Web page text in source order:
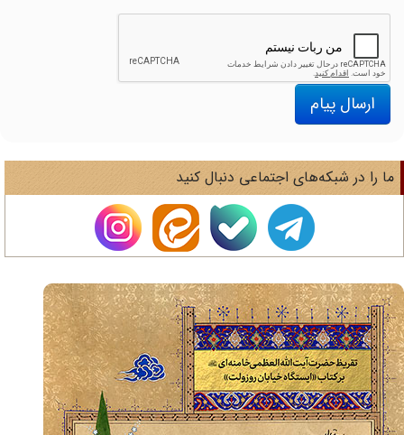
ارسال پیام
را در شبکه‌های اجتماعی دنبال کنید